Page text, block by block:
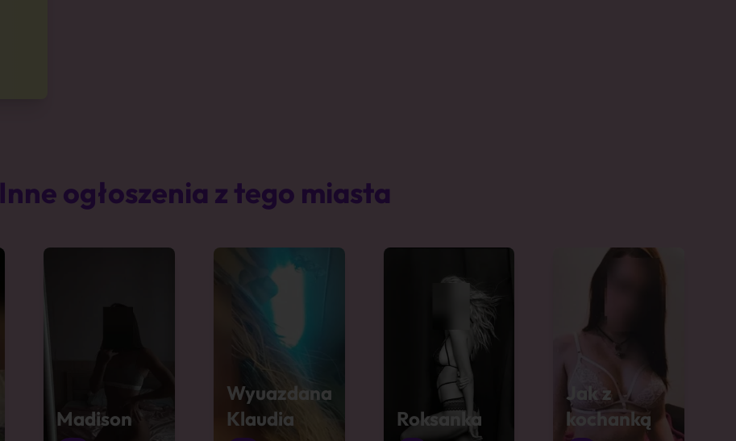
Inne ogłoszenia z tego miasta
Madison
Wyuazdana
Klaudia
Roksanka
Jak z
kochanką